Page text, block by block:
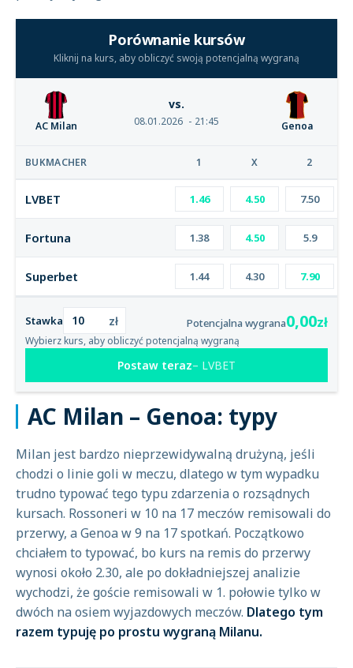
Porównanie kursów
Kliknij na kurs, aby obliczyć swoją potencjalną wygraną
AC Milan
vs.
08.01.2026 21:45 Genoa
BUKMACHER 1 X 2
LVBET 1.46 4.50 7.50
Fortuna 1.38 4.50 5.9
Superbet 1.44 4.30 7.90
Stawka zł Potencjalna wygrana0,00zł
Wybierz kurs, aby obliczyć potencjalną wygraną
Postaw teraz LVBET
AC Milan – Genoa: typy
Milan jest bardzo nieprzewidywalną drużyną, jeśli
chodzi o linie goli w meczu, dlatego w tym wypadku
trudno typować tego typu zdarzenia o rozsądnych
kursach. Rossoneri w 10 na 17 meczów remisowali do
przerwy, a Genoa w 9 na 17 spotkań. Początkowo
chciałem to typować, bo kurs na remis do przerwy
wynosi około 2.30, ale po dokładniejszej analizie
wychodzi, że goście remisowali w 1. połowie tylko w
dwóch na osiem wyjazdowych meczów. Dlatego tym
razem typuję po prostu wygraną Milanu.